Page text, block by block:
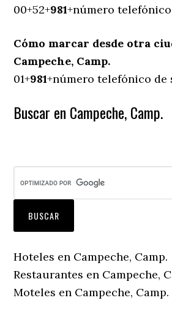
00+52+981+número
Cómo marcar desde otra
Campeche, Camp.
01+981+número telefónico de
Buscar en Campeche, Camp.
Hoteles en Campeche, Camp.
Restaurantes en Campeche,
Moteles en Campeche, Camp.